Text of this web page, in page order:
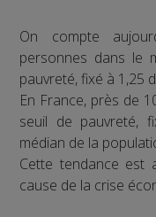
On compte
personnes dans le
pauvreté, fixé à 1,25
En France, près de
seuil de pauvreté,
médian de la
Cette tendance est
cause de la crise